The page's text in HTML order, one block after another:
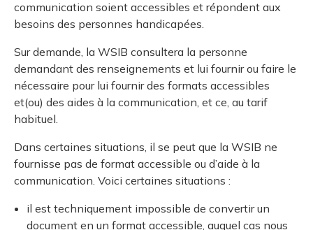
communication soient accessibles et répondent aux
besoins des personnes handicapées.
Sur demande, la WSIB consultera la personne
demandant des renseignements et lui fournir ou faire le
nécessaire pour lui fournir des formats accessibles
et(ou) des aides à la communication, et ce, au tarif
habituel.
Dans certaines situations, il se peut que la WSIB ne
fournisse pas de format accessible ou d’aide à la
communication. Voici certaines situations :
il est techniquement impossible de convertir un
document en un format accessible, auquel cas nous